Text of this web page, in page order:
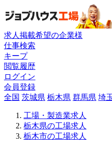
求人掲載希望の企業様
仕事検索
キープ
閲覧履歴
ログイン
会員登録
全国 茨城県 栃木県 群馬県 埼
工場・製造業求人
栃木県の工場求人
栃木市の工場求人